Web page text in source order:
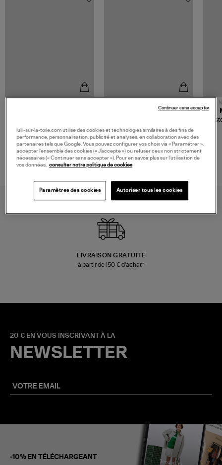
480,00 €
Champagne
189,00 €
TORAL
Mousse
LIVRAISON GRATUITE
à partir de 150 € d'achat*
20 € EN VOUS INSCRIVANT À LA
NEWSLETTER
-10% EN TÉLÉCHARGEANT
lulli-sur-la-toile.com utilise des cookies et technologies similaires à des fins de
performance, personnalisation, publicité et analyses, en collaboration avec des
partenaires tels que Google. Vous pouvez configurer vos choix via « Paramétrer »,
accepter l’ensemble des cookies (« J’accepte ») ou refuser ceux non strictement
nécessaires (« Continuer sans accepter »). Pour en savoir plus sur l’utilisation de
vos données,
consulter notre politique de cookies
Paramètres des cookies Autoriser tous les cookies
Continuer sans accepter